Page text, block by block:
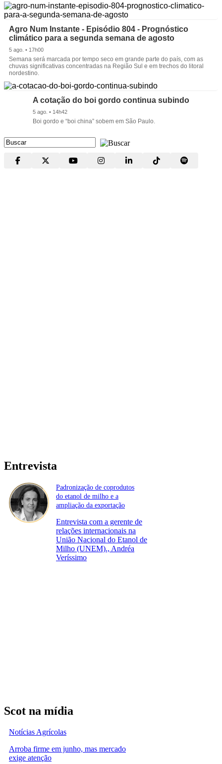
Agro Num Instante - Episódio 804 - Prognóstico
climático para a segunda semana de agosto
5 ago. • 17h00
Semana será marcada por tempo seco em grande parte do país, com as
chuvas significativas concentradas na Região Sul e em trechos do litoral
nordestino.
A cotação do boi gordo continua subindo
5 ago. • 14h42
Boi gordo e “boi china” sobem em São Paulo.
Entrevista
Padronização de coprodutos
do etanol de milho e a
ampliação da exportação
Entrevista com a gerente de
relações internacionais na
União Nacional do Etanol de
Milho (UNEM)., Andréa
Veríssimo
Scot na mídia
Notícias Agrícolas
Arroba firme em junho, mas mercado
exige atenção